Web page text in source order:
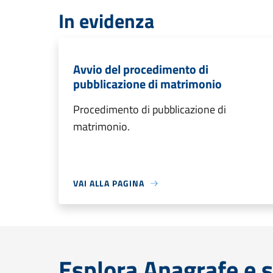
In evidenza
Avvio del procedimento di
pubblicazione di matrimonio
Procedimento di pubblicazione di
matrimonio.
VAI ALLA PAGINA